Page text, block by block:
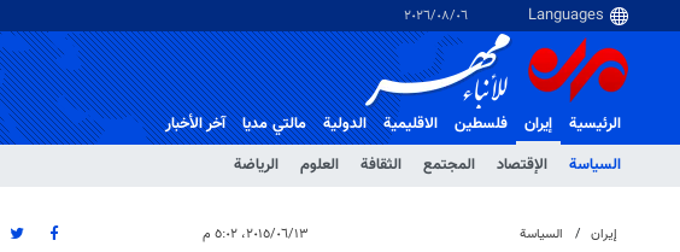
٠٦‏/٠٨‏/٢٠٢٦
الرئيسية
إيران
السياسة
الإقتصاد المجتمع الثقافة العلوم الرياضة
فلسطین الاقلیمیة الدولية مالتي مدیا آخر الأخبار
إيران السياسة ١٣‏/٠٦‏/٢٠١٥، ٥:٠٢ م